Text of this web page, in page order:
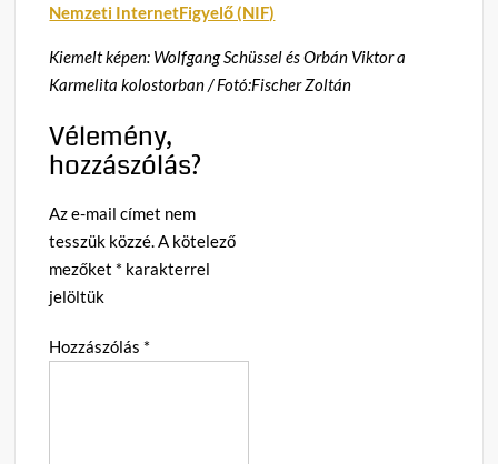
Nemzeti InternetFigyelő (NIF)
Kiemelt képen: Wolfgang Schüssel és Orbán Viktor a
Karmelita kolostorban / Fotó:Fischer Zoltán
Vélemény,
hozzászólás?
Az e-mail címet nem
tesszük közzé.A kötelező
mezőket * karakterrel
jelöltük
Hozzászólás *